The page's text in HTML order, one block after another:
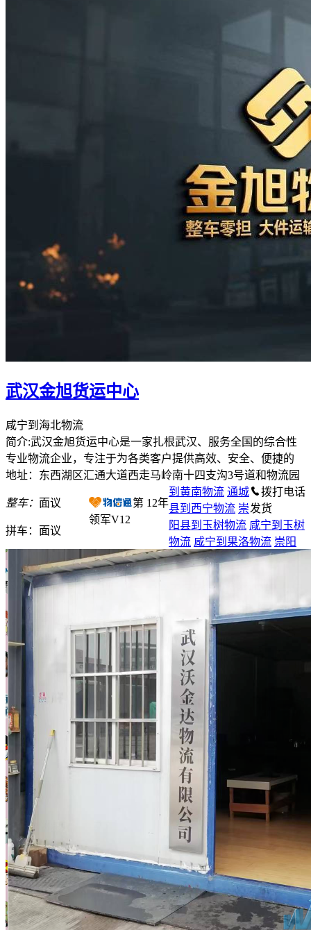
武汉金旭货运中心
咸宁到海北物流
简介:武汉金旭货运中心是一家扎根武汉、服务全国的综合性
专业物流企业，专注于为各类客户提供高效、安全、便捷的
地址：东西湖区汇通大道西走马岭南十四支沟3号道和物流园
整车： 面议
拼车： 面议
第 12年
领军V12
拨打电话
发货
到黄南物流 通城
县到西宁物流 崇
阳县到玉树物流 咸宁到玉树
物流 咸宁到果洛物流 崇阳